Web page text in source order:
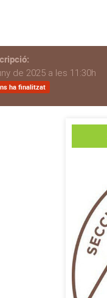
de 2025 a les 11:30h
ha finalitzat